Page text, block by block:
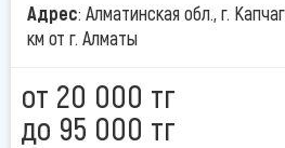
Адрес: Алматинская обл., г.
км от г. Алматы
от 20 000 тг
до 95 000 тг